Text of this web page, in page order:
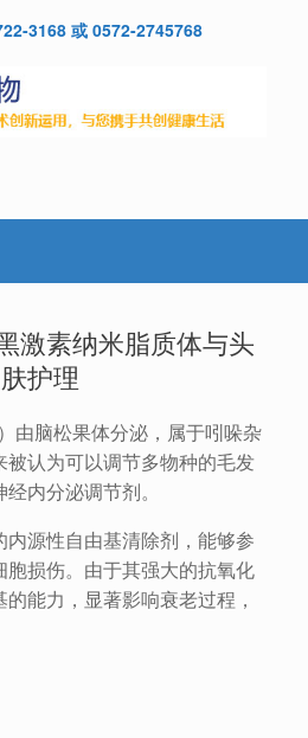
3168 或 0572-2745768
激素纳米脂质体与头
护理
由脑松果体分泌，属于吲哚杂
认为可以调节多物种的毛发
内分泌调节剂。
源性自由基清除剂，能够参
损伤。由于其强大的抗氧化
能力，显著影响衰老过程，